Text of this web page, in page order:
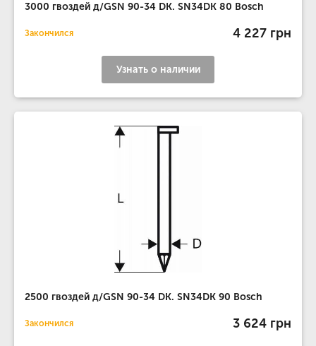
3000 гвоздей д/GSN 90-34 DK. SN34DK 80 Bosch
Закончился 4 227 грн
Узнать о наличии
2500 гвоздей д/GSN 90-34 DK. SN34DK 90 Bosch
Закончился 3 624 грн